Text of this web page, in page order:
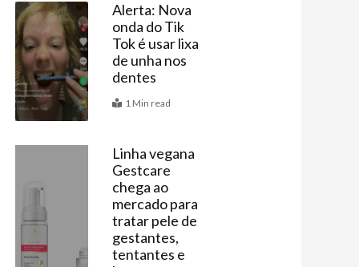
Últimas
Alerta: Nova
onda do Tik
Tok é usar lixa
de unha nos
dentes
1 Min read
Linha vegana
Gestcare
chega ao
mercado para
tratar pele de
gestantes,
tentantes e